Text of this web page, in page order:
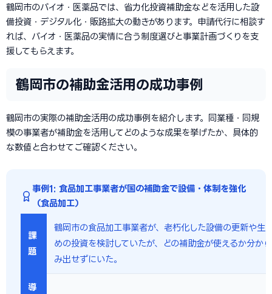
鶴岡市のバイオ・医薬品では、省力化投資補助金などを活用した設
備投資・デジタル化・販路拡大の動きがあります。申請代行に相談す
れば、バイオ・医薬品の実情に合う制度選びと事業計画づくりを支
援してもらえます。
鶴岡市の補助金活用の成功事例
鶴岡市の実際の補助金活用の成功事例を紹介します。同業種・同規
模の事業者が補助金を活用してどのような成果を挙げたか、具体的
な数値と合わせてご確認ください。
事例1: 食品加工事業者が国の補助金で設備・体制を強化
（食品加工）
課
題
鶴岡市の食品加工事業者が、老朽化した設備の更新や生
めの投資を検討していたが、どの補助金が使えるか分か
み出せずにいた。
導